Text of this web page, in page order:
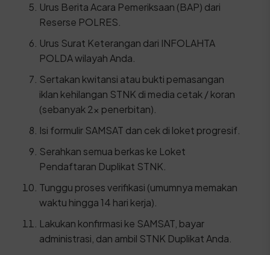
Urus Berita Acara Pemeriksaan (BAP) dari
Reserse POLRES.
Urus Surat Keterangan dari INFOLAHTA
POLDA wilayah Anda.
Sertakan kwitansi atau bukti pemasangan
iklan kehilangan STNK di media cetak / koran
(sebanyak 2x penerbitan).
Isi formulir SAMSAT dan cek di loket progresif.
Serahkan semua berkas ke Loket
Pendaftaran Duplikat STNK.
Tunggu proses verifikasi (umumnya memakan
waktu hingga 14 hari kerja).
Lakukan konfirmasi ke SAMSAT, bayar
administrasi, dan ambil STNK Duplikat Anda.